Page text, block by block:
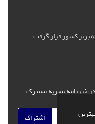
کشور قرار گرفت.
در خبرنامه نشریه مشترک
اشتراک